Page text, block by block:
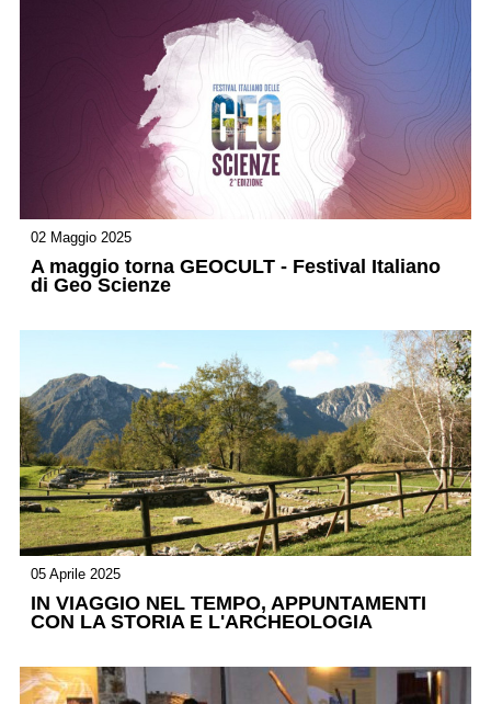
02 Maggio 2025
A maggio torna GEOCULT - Festival Italiano
di Geo Scienze
05 Aprile 2025
IN VIAGGIO NEL TEMPO, APPUNTAMENTI
CON LA STORIA E L'ARCHEOLOGIA